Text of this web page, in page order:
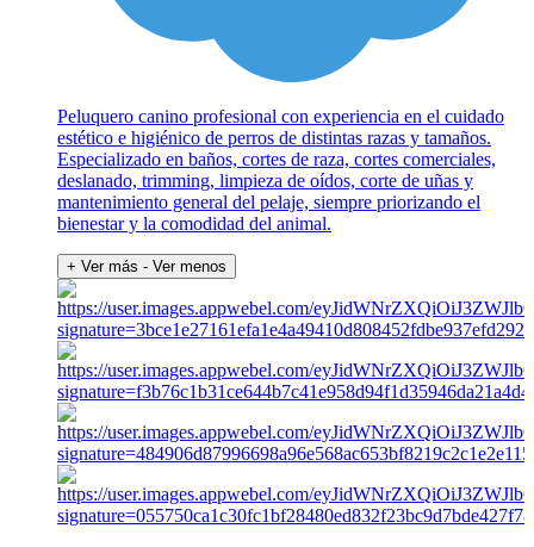
Peluquero canino profesional con experiencia en el cuidado
estético e higiénico de perros de distintas razas y tamaños.
Especializado en baños, cortes de raza, cortes comerciales,
deslanado, trimming, limpieza de oídos, corte de uñas y
mantenimiento general del pelaje, siempre priorizando el
bienestar y la comodidad del animal.
+ Ver más - Ver menos